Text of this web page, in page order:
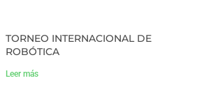
TORNEO INTERNACIONAL DE
ROBÓTICA
Leer más